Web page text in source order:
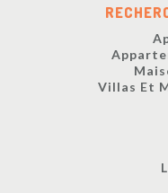
Villas Et